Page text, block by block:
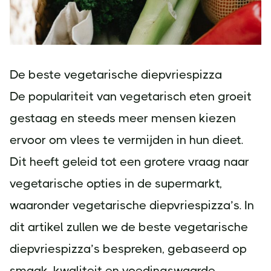
De beste vegetarische diepvriespizza
De populariteit van vegetarisch eten groeit
gestaag en steeds meer mensen kiezen
ervoor om vlees te vermijden in hun dieet.
Dit heeft geleid tot een grotere vraag naar
vegetarische opties in de supermarkt,
waaronder vegetarische diepvriespizza’s. In
dit artikel zullen we de beste vegetarische
diepvriespizza’s bespreken, gebaseerd op